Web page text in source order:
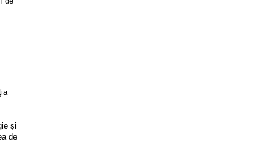
şi
de